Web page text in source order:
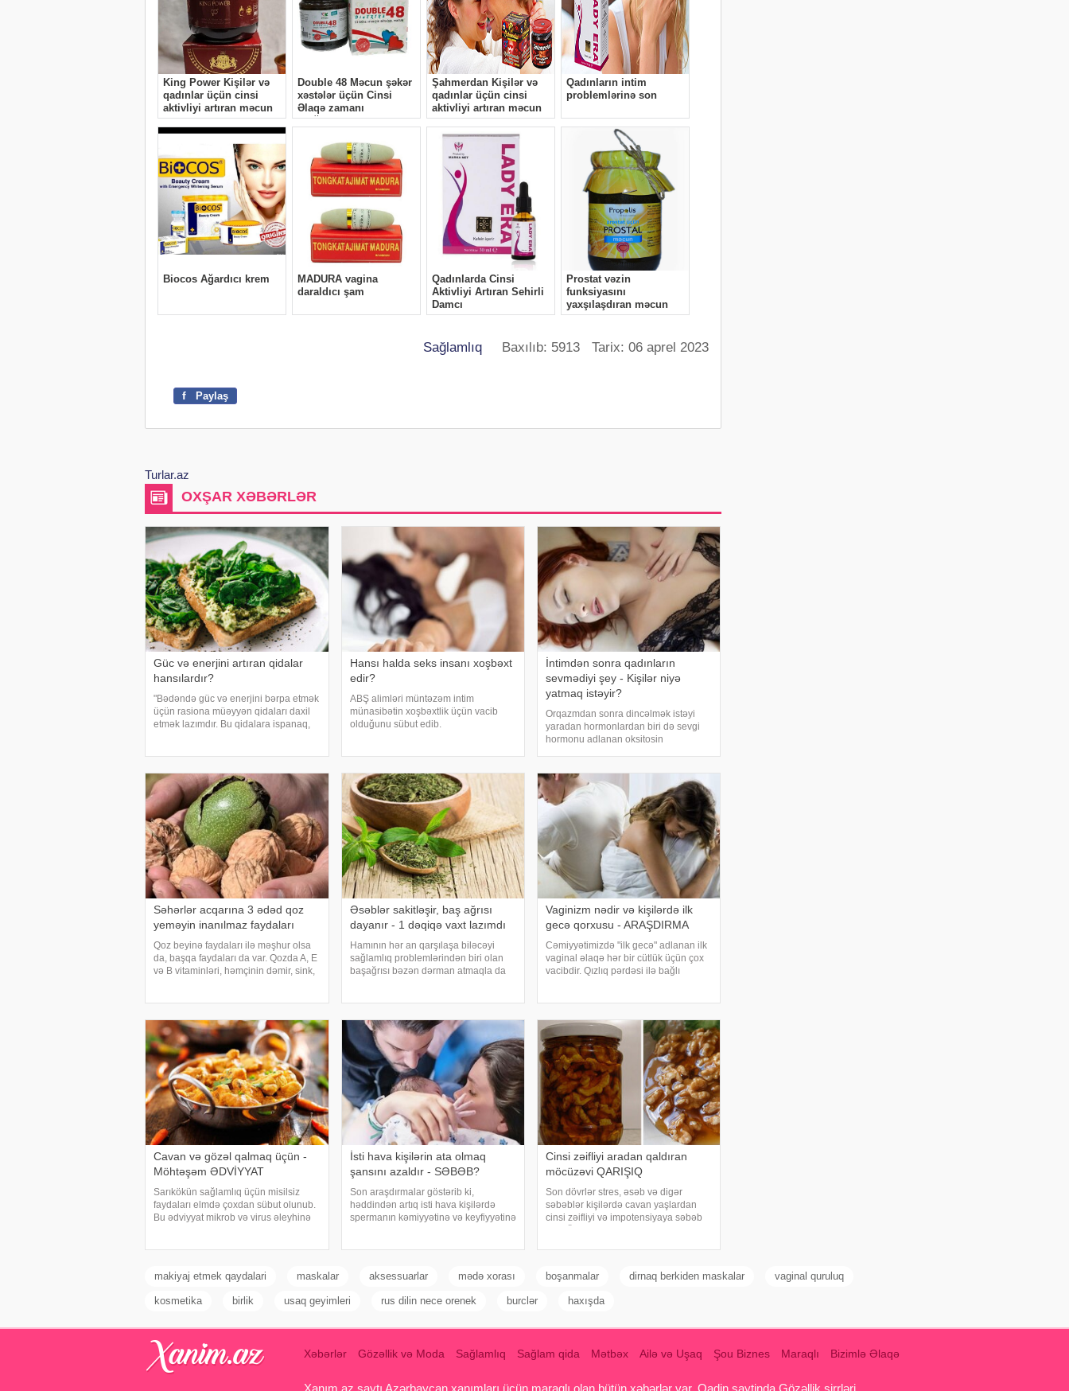
Sağlamlıq Baxılıb: 5913 Tarix: 06 aprel 2023
f Paylaş
Turlar.az
OXŞAR XƏBƏRLƏR
Güc və enerjini artıran qidalar
hansılardır?
"Bədəndə güc və enerjini bərpa etmək
üçün rasiona müəyyən qidaları daxil
etmək lazımdır. Bu qidalara ispanaq,
Hansı halda seks insanı xoşbəxt
edir?
ABŞ alimləri müntəzəm intim
münasibətin xoşbəxtlik üçün vacib
olduğunu sübut edib.
həyatlarında mütəmad
İntimdən sonra qadınların
sevmədiyi şey - Kişilər niyə
yatmaq istəyir?
Orqazmdan sonra dincəlmək istəyi
yaradan hormonlardan biri də sevgi
hormonu adlanan oksitosin
kişilər, həm də qadınlar tərəfindən
ifraz olunan oksitosi
Səhərlər acqarına 3 ədəd qoz
yeməyin inanılmaz faydaları
Qoz beyinə faydaları ilə məşhur olsa
da, başqa faydaları da var. Qozda A, E
və B vitaminləri, həmçinin dəmir, sink,
Əsəblər sakitləşir, baş ağrısı
dayanır - 1 dəqiqə vaxt lazımdı
Hamının hər an qarşılaşa biləcəyi
sağlamlıq problemlərindən biri olan
başağrısı bəzən dərman atmaqla da
təbiblərində
Vaginizm nədir və kişilərdə ilk
gecə qorxusu - ARAŞDIRMA
Cəmiyyətimizdə "ilk gecə" adlanan ilk
vaginal əlaqə hər bir cütlük üçün çox
vacibdir. Qızlıq pərdəsi ilə bağlı
Cavan və gözəl qalmaq üçün -
Möhtəşəm ƏDVİYYAT
Sarıkökün sağlamlıq üçün misilsiz
faydaları elmdə çoxdan sübut olunub.
Bu ədviyyat mikrob və virus əleyhinə
İsti hava kişilərin ata olmaq
şansını azaldır - SƏBƏB?
Son araşdırmalar göstərib ki,
həddindən artıq isti hava kişilərdə
spermanın kəmiyyətinə və keyfiyyətinə
Cinsi zəifliyi aradan qaldıran
möcüzəvi QARIŞIQ
Son dövrlər stres, əsəb və digər
səbəblər kişilərdə cavan yaşlardan
cinsi zəifliyi və impotensiyaya səbəb
makiyaj etmek qaydalari maskalar aksessuarlar mədə xorası boşanmalar dirnaq berkiden maskalar vaginal quruluq
kosmetika birlik usaq geyimleri rus dilin nece orenek burclər haxışda
Xəbərlər Gözəllik və Moda Sağlamlıq Sağlam qida Mətbəx Ailə və Uşaq Şou Biznes Maraqlı Bizimlə Əlaqə
Xanım.az saytı Azərbaycan xanımları üçün maraqlı olan bütün xəbərlər var. Qadin saytinda Gözəllik sirrləri ,